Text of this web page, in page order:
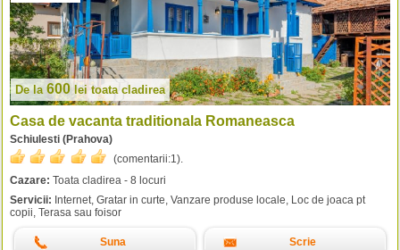
De la 600 lei toata cladirea
Casa de vacanta traditionala Romaneasca
Schiulesti (Prahova)
(comentarii:1 ).
Cazare: Toata cladirea - 8 locuri
Servicii: Internet, Gratar in curte, Vanzare produse locale, Loc de joaca pt
copii, Terasa sau foisor
Suna Scrie